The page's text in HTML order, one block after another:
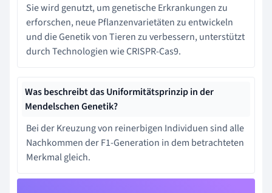
Sie wird genutzt, um genetische Erkrankungen zu
erforschen, neue Pflanzenvarietäten zu entwickeln
und die Genetik von Tieren zu verbessern, unterstützt
durch Technologien wie CRISPR-Cas9.
Was beschreibt das Uniformitätsprinzip in der
Mendelschen Genetik?
Bei der Kreuzung von reinerbigen Individuen sind alle
Nachkommen der F1-Generation in dem betrachteten
Merkmal gleich.